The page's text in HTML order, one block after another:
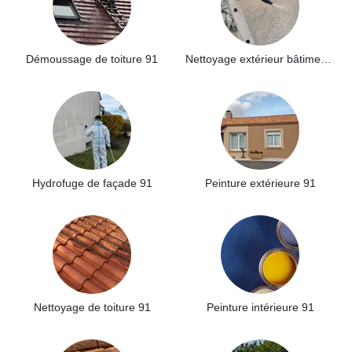
Démoussage de toiture 91
Hydrofuge de façade 91 Peinture extérieure 91
Nettoyage de toiture 91 Peinture intérieure 91